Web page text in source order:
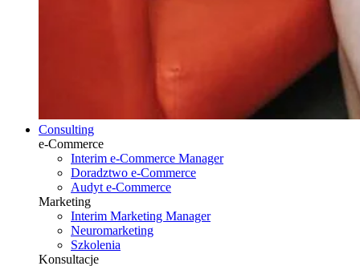
Consulting
e-Commerce
Interim e-Commerce Manager
Doradztwo e-Commerce
Audyt e-Commerce
Marketing
Interim Marketing Manager
Neuromarketing
Szkolenia
Konsultacje